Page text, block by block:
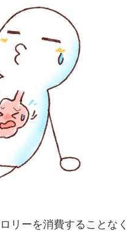
リーを消費することなく